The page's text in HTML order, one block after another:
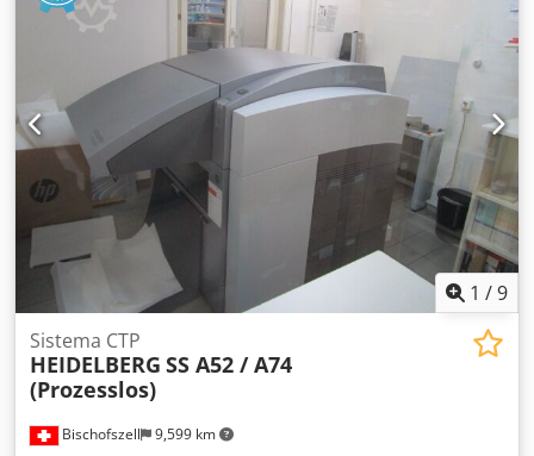
1 /9
Bischofszell 9,599 km
Sistema CTP
HEIDELBERG SS A52 / A74
(Prozesslos)